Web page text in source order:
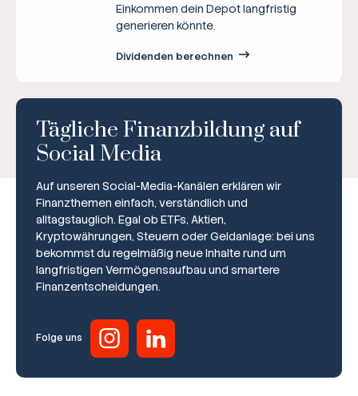
Broker-Vergleich
Ratgeber
Einkommen dein Depot langfristig
generieren könnte.
Dividenden berechnen
Tägliche Finanzbildung auf
Social Media
Auf unseren Social-Media-Kanälen erklären wir
Finanzthemen einfach, verständlich und
alltagstauglich. Egal ob ETFs, Aktien,
Kryptowährungen, Steuern oder Geldanlage: bei uns
bekommst du regelmäßig neue Inhalte rund um
langfristigen Vermögensaufbau und smartere
Finanzentscheidungen.
Folge uns